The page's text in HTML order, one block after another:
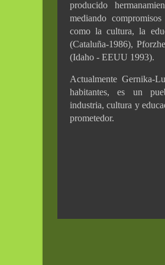
producido
mediando
como la cultura, la
(Cataluña-1986),
(Idaho - EEUU 1993).
Actualmente Gernika-
habitantes, es un
industria, cultura y
prometedor.